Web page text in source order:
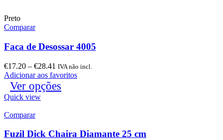
Preto
Comparar
Faca de Desossar 4005
€17.20 – €28.41 IVA não incl.
Adicionar aos favoritos
Ver opções
Quick view
Comparar
Fuzil Dick Chaira Diamante 25 cm